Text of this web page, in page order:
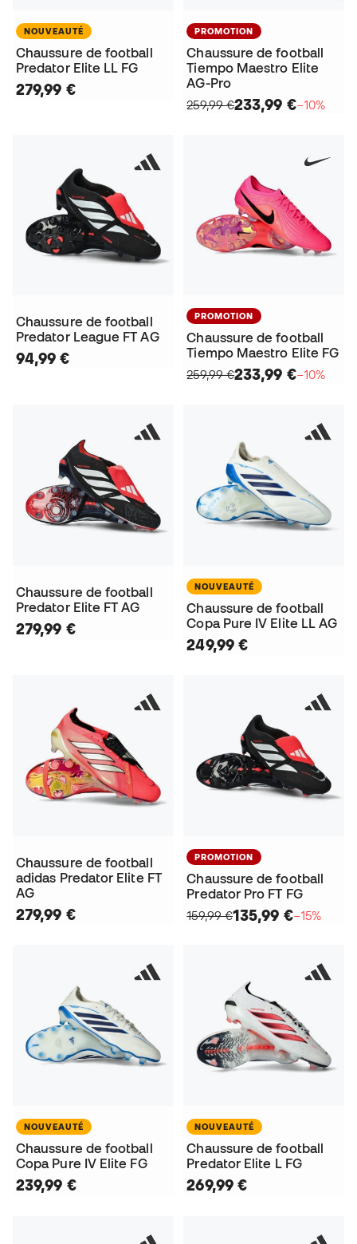
NOUVEAUTÉ
Chaussure de football
Predator Elite LL FG
279,99 €
PROMOTION
Chaussure de football
Tiempo Maestro Elite
AG-Pro
259,99 €233,99 €−10%
Chaussure de football
Predator League FT AG
94,99 €
PROMOTION
Chaussure de football
Tiempo Maestro Elite FG
259,99 €233,99 €−10%
Chaussure de football
Predator Elite FT AG
279,99 €
NOUVEAUTÉ
Chaussure de football
Copa Pure IV Elite LL AG
249,99 €
Chaussure de football
adidas Predator Elite FT
AG
279,99 €
PROMOTION
Chaussure de football
Predator Pro FT FG
159,99 €135,99 €−15%
NOUVEAUTÉ
Chaussure de football
Copa Pure IV Elite FG
239,99 €
NOUVEAUTÉ
Chaussure de football
Predator Elite L FG
269,99 €